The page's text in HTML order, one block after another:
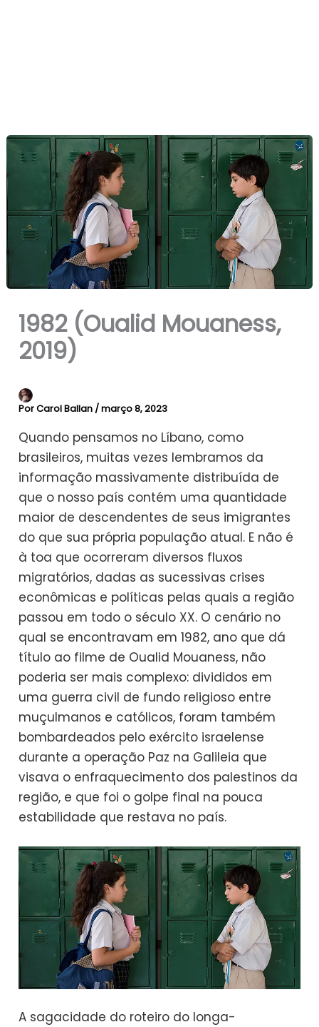
1982 (Oualid Mouaness,
2019)
PorCarol Ballan /março 8, 2023
Quando pensamos no Líbano, como
brasileiros, muitas vezes lembramos da
informação massivamente distribuída de
que o nosso país contém uma quantidade
maior de descendentes de seus imigrantes
do que sua própria população atual. E não é
à toa que ocorreram diversos fluxos
migratórios, dadas as sucessivas crises
econômicas e políticas pelas quais a região
passou em todo o século XX. O cenário no
qual se encontravam em 1982, ano que dá
título ao filme de Oualid Mouaness, não
poderia ser mais complexo: divididos em
uma guerra civil de fundo religioso entre
muçulmanos e católicos, foram também
bombardeados pelo exército israelense
durante a operação Paz na Galileia que
visava o enfraquecimento dos palestinos da
região, e que foi o golpe final na pouca
estabilidade que restava no país.
A sagacidade do roteiro do longa-